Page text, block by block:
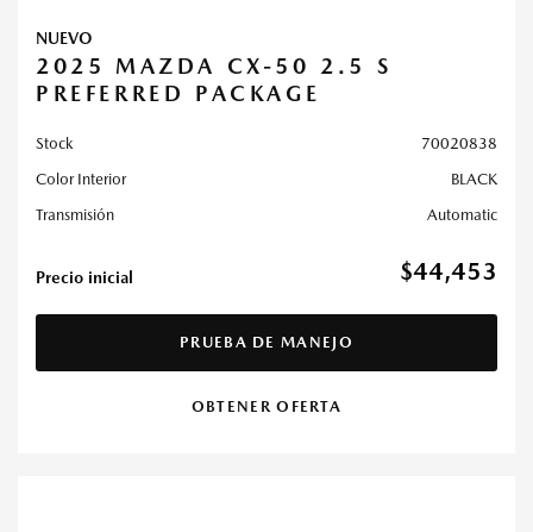
NUEVO
2025 MAZDA CX-50 2.5 S
PREFERRED PACKAGE
Stock
70020838
Color Interior
BLACK
Transmisión
Automatic
Precio inicial $44,453
PRUEBA DE MANEJO
OBTENER OFERTA